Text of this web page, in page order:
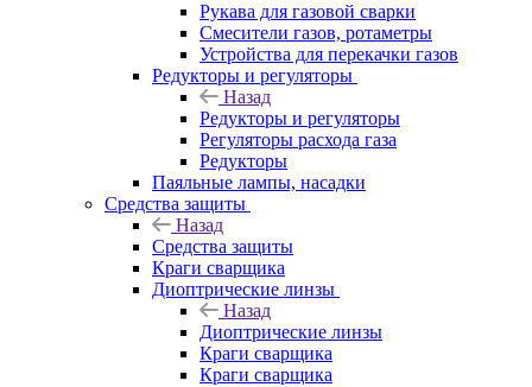
Рукава для газовой сварки
Смесители газов, ротаметры
Устройства для перекачки газов
Редукторы и регуляторы
Назад
Редукторы и регуляторы
Регуляторы расхода газа
Редукторы
Паяльные лампы, насадки
Средства защиты
Назад
Средства защиты
Краги сварщика
Диоптрические линзы
Назад
Диоптрические линзы
Краги сварщика
Краги сварщика